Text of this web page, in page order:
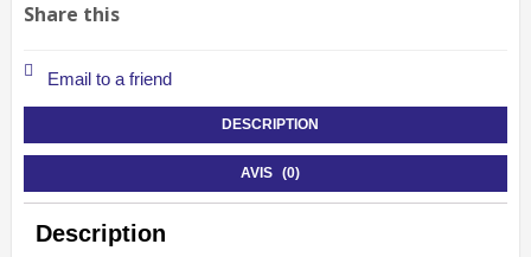
Share this
Email to a friend
DESCRIPTION
AVIS (0)
Description